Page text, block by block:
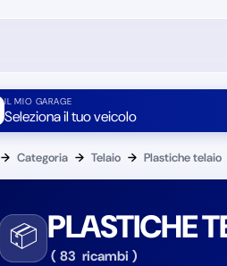
IL MIO GARAGE
Seleziona il tuo veicolo
→ Categoria → Telaio → Plastiche telaio
📦 PLASTICHE
( 83 ricambi )